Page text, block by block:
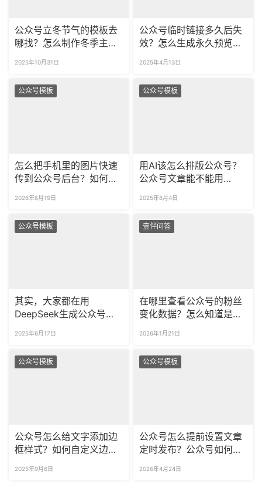
公众号立冬节气的模板去
哪找？怎么制作冬季主题
2025年10月31日
公众号临时链接多久后失
效？怎么生成永久预览链
2025年4月13日
公众号模板
怎么把手机里的图片快速
传到公众号后台？如何给
类管理？
2026年6月19日
公众号模板
用AI该怎么排版公众号？
公众号文章能不能用
2025年8月4日
公众号模板
其实，大家都在用
DeepSeek生成公众号推
2025年6月17日
壹伴问答
在哪里查看公众号的粉丝
变化数据？怎么知道是哪
号？
2026年1月21日
公众号模板
公众号怎么给文字添加边
框样式？如何自定义边框
2025年9月6日
公众号模板
公众号怎么提前设置文章
定时发布？公众号如何按
2026年4月24日